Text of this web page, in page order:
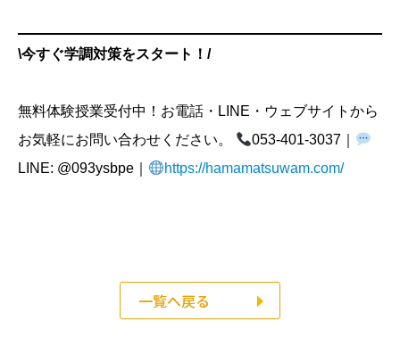
\今すぐ学調対策をスタート！/
無料体験授業受付中！お電話・LINE・ウェブサイトから
お気軽にお問い合わせください。
053-401-3037｜
LINE: @093ysbpe｜
https://hamamatsuwam.com/
一覧へ戻る